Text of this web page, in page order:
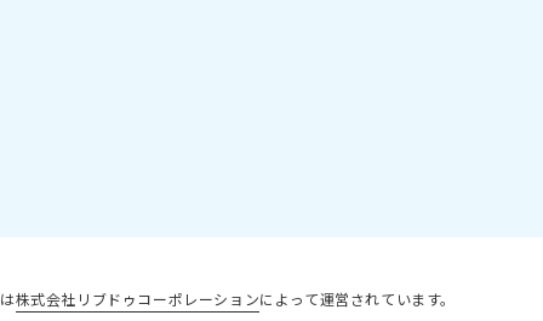
株式会社リブドゥコーポレーションによって運営されています。